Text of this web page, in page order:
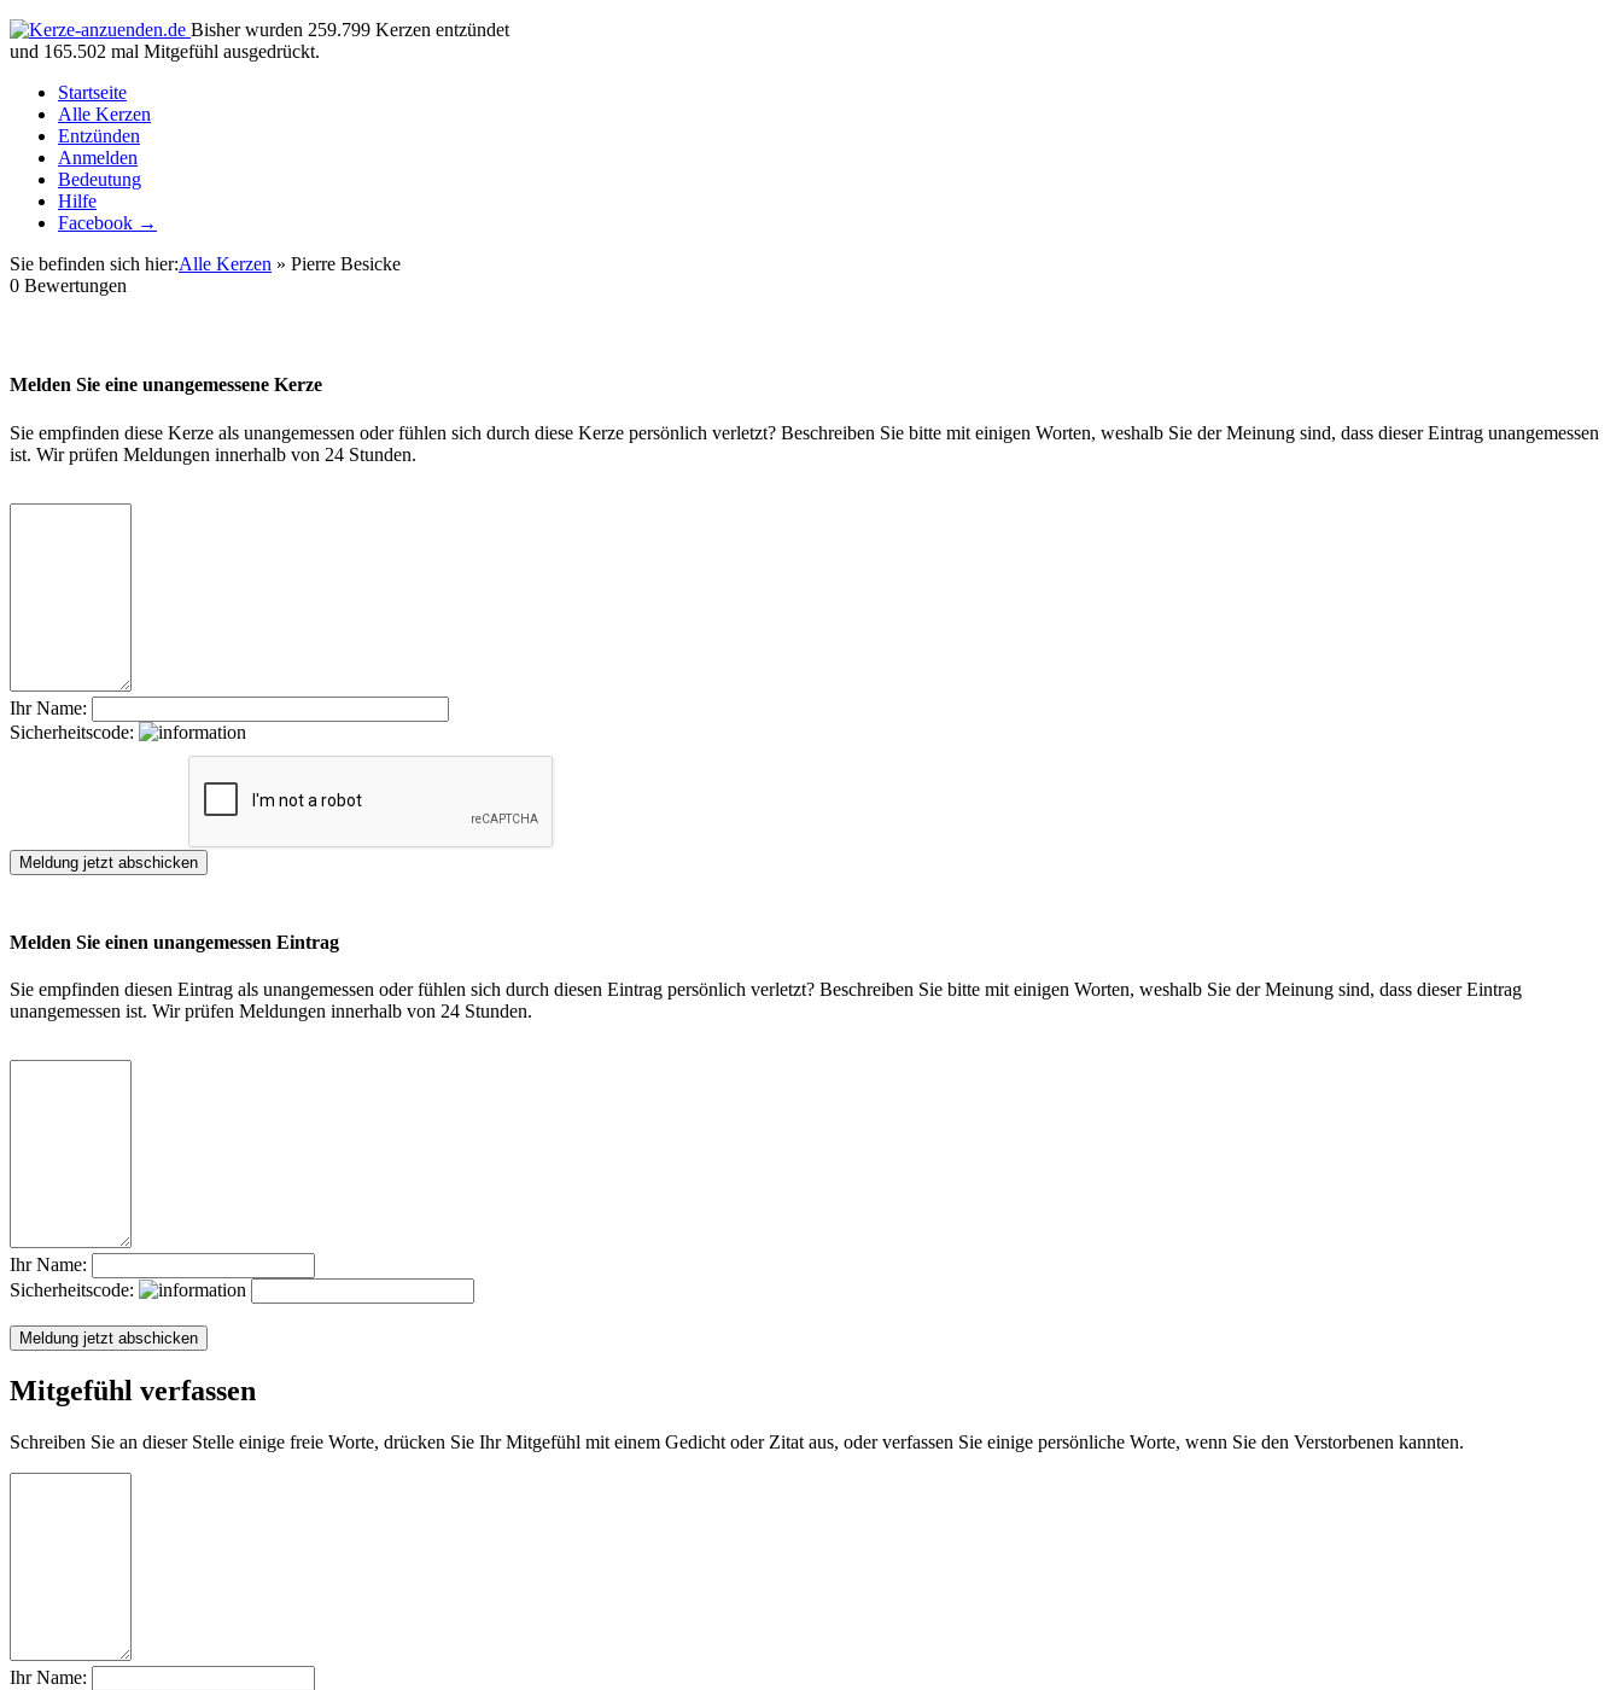
Bisher wurden 259.799 Kerzen entzündet
und 165.502 mal Mitgefühl ausgedrückt.
Startseite
Alle Kerzen
Entzünden
Anmelden
Bedeutung
Hilfe
Facebook →
Sie befinden sich hier:Alle Kerzen » Pierre Besicke
0 Bewertungen
Melden Sie eine unangemessene Kerze
Sie empfinden diese Kerze als unangemessen oder fühlen sich durch diese Kerze persönlich verletzt? Beschreiben Sie bitte mit einigen Worten, weshalb Sie der Meinung sind, dass dieser Eintrag unangemessen
ist. Wir prüfen Meldungen innerhalb von 24 Stunden.
Ihr Name:
Sicherheitscode:
Melden Sie einen unangemessen Eintrag
Sie empfinden diesen Eintrag als unangemessen oder fühlen sich durch diesen Eintrag persönlich verletzt? Beschreiben Sie bitte mit einigen Worten, weshalb Sie der Meinung sind, dass dieser Eintrag
unangemessen ist. Wir prüfen Meldungen innerhalb von 24 Stunden.
Ihr Name:
Sicherheitscode:
Mitgefühl verfassen
Schreiben Sie an dieser Stelle einige freie Worte, drücken Sie Ihr Mitgefühl mit einem Gedicht oder Zitat aus, oder verfassen Sie einige persönliche Worte, wenn Sie den Verstorbenen kannten.
Ihr Name: